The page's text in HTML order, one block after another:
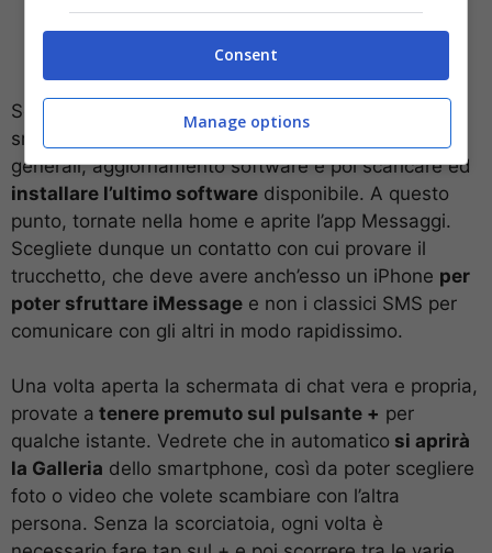
Se ancora non avete ancora aggiornato il vostro
smartphone, vi basta andare in impostazioni,
generali, aggiornamento software e poi scaricare ed
installare l’ultimo software disponibile. A questo
punto, tornate nella home e aprite l’app Messaggi.
Scegliete dunque un contatto con cui provare il
trucchetto, che deve avere anch’esso un iPhone per
poter sfruttare iMessage e non i classici SMS per
comunicare con gli altri in modo rapidissimo.
Una volta aperta la schermata di chat vera e propria,
provate a tenere premuto sul pulsante + per
qualche istante. Vedrete che in automatico si aprirà
la Galleria dello smartphone, così da poter scegliere
foto o video che volete scambiare con l’altra
persona. Senza la scorciatoia, ogni volta è
Consent
Manage options